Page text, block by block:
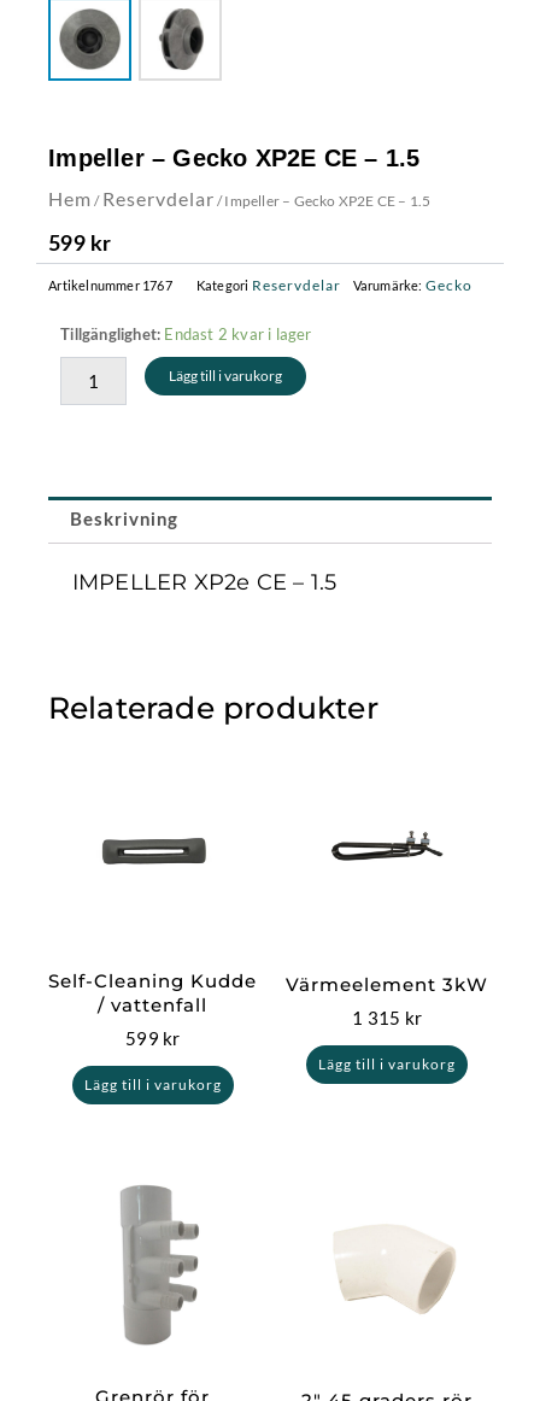
Impeller – Gecko XP2E CE – 1.5
Hem / Reservdelar / Impeller – Gecko XP2E CE – 1.5
599 kr
Artikelnummer 1767 Kategori Reservdelar Varumärke: Gecko
Tillgänglighet: Endast 2 kvar i lager
Impeller
-
Gecko
XP2E
mängd
Lägg till i varukorg
Beskrivning
IMPELLER XP2e CE – 1.5
Relaterade produkter
Self-Cleaning Kudde
/ vattenfall
599 kr
Lägg till i varukorg
Värmeelement 3kW
1 315 kr
Lägg till i varukorg